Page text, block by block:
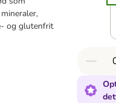
og glutenfrit